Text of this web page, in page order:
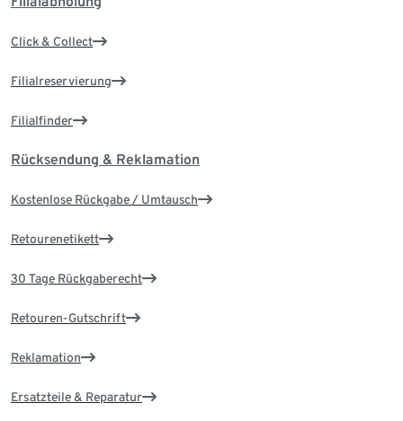
Click & Collect
Filialreservierung
Filialfinder
Rücksendung & Reklamation
Kostenlose Rückgabe / Umtausch
Retourenetikett
30 Tage Rückgaberecht
Retouren-Gutschrift
Reklamation
Ersatzteile & Reparatur